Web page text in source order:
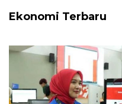
Ekonomi Terbaru